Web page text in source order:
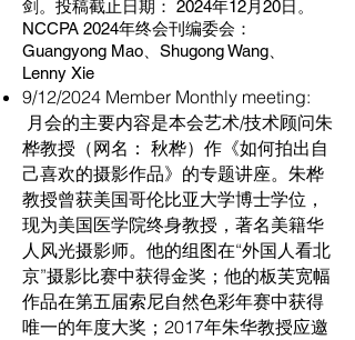
剑。 投稿截止日期： 2024年12月20日。
NCCPA 2024年终会刊编委会：
Guangyong Mao、Shugong Wang、
Lenny Xie
9/12/2024 Member Monthly meeting:
月会的主要内容是本会艺术/技术顾问朱
桦教授（网名： 秋桦）作《如何拍出自
己喜欢的摄影作品》的专题讲座。朱桦
教授曾获美国哥伦比亚大学博士学位，
现为美国医学院终身教授，著名美籍华
人风光摄影师。他的组图在“外国人看北
京”摄影比赛中获得金奖；他的板芙宽幅
作品在第五届索尼自然色彩年赛中获得
唯一的年度大奖；2017年朱华教授应邀